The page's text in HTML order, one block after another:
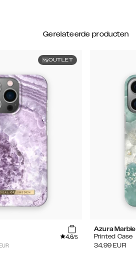
Gerelateerde producten
OUTLET
4.6/5
Azura Marble
Printed Case
34.99 EUR